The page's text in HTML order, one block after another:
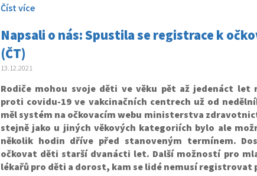
Číst více
Napsali o nás: Spustila se registrace k
(ČT)
13.12.2021
Rodiče mohou svoje děti ve věku pět až jedenáct
proti covidu-19 ve vakcinačních centrech už od
měl systém na očkovacím webu ministerstva
stejně jako u jiných věkových kategoriích bylo ale
několik hodin dříve před stanoveným termínem.
očkovat děti starší dvanácti let. Další možností pro
lékařů pro děti a dorost, kam se lidé nemusí